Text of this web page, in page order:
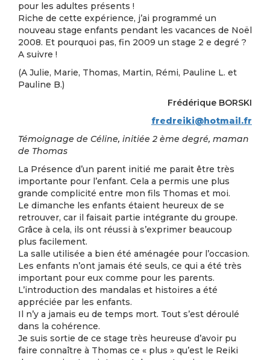
pour les adultes présents !
Riche de cette expérience, j’ai programmé un
nouveau stage enfants pendant les vacances de Noël
2008. Et pourquoi pas, fin 2009 un stage 2 e degré ?
A suivre !
(A Julie, Marie, Thomas, Martin, Rémi, Pauline L. et
Pauline B.)
Frédérique BORSKI
fredreiki@hotmail.fr
Témoignage de Céline, initiée 2 ème degré, maman
de Thomas
La Présence d’un parent initié me parait être très
importante pour l’enfant. Cela a permis une plus
grande complicité entre mon fils Thomas et moi.
Le dimanche les enfants étaient heureux de se
retrouver, car il faisait partie intégrante du groupe.
Grâce à cela, ils ont réussi à s’exprimer beaucoup
plus facilement.
La salle utilisée a bien été aménagée pour l’occasion.
Les enfants n’ont jamais été seuls, ce qui a été très
important pour eux comme pour les parents.
L’introduction des mandalas et histoires a été
appréciée par les enfants.
Il n’y a jamais eu de temps mort. Tout s’est déroulé
dans la cohérence.
Je suis sortie de ce stage très heureuse d’avoir pu
faire connaître à Thomas ce « plus » qu’est le Reiki